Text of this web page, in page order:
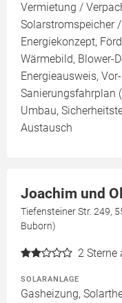
Vermietung /
Solarstromspeicher
Energiekonzept,
Wärmebild, Blower-
Energieausweis,
Sanierungsfahrplan
Umbau,
Austausch
Joachim und
Tiefensteiner Str. 249,
Buborn)
2 Sterne
SOLARANLAGE
Gasheizung,